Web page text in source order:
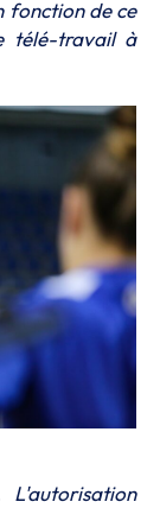
fonction de ce
télé-travail à